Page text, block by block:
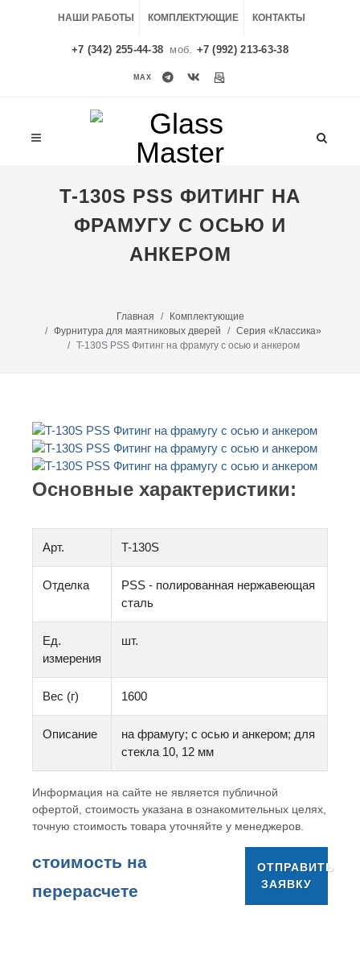
НАШИ РАБОТЫ КОМПЛЕКТУЮЩИЕ КОНТАКТЫ
+7 (342) 255-44-38 моб. +7 (992) 213-63-38
MAX
T-130S PSS ФИТИНГ НА
ФРАМУГУ С ОСЬЮ И
АНКЕРОМ
Главная
Комплектующие
Фурнитура для маятниковых дверей
Серия «Классика»
T-130S PSS Фитинг на фрамугу с осью и анкером
Основные характеристики:
Арт. T-130S
Отделка
PSS - полированная нержавеющая
сталь
Ед.
измерения
шт.
Вес (г) 1600
Описание
на фрамугу; с осью и анкером; для
стекла 10, 12 мм
Информация на сайте не является публичной
офертой, стоимость указана в ознакомительных целях,
точную стоимость товара уточняйте у менеджеров.
cтоимость на
перерасчете
ОТПРАВИТЬ
ЗАЯВКУ